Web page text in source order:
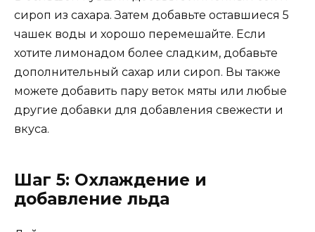
сироп из сахара. Затем добавьте оставшиеся 5
чашек воды и хорошо перемешайте. Если
хотите лимонадом более сладким, добавьте
дополнительный сахар или сироп. Вы также
можете добавить пару веток мяты или любые
другие добавки для добавления свежести и
вкуса.
Шаг 5: Охлаждение и
добавление льда